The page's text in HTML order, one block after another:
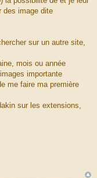
des image dite
sur un autre site,
mois ou année
importante
me faire ma première
sur les extensions,